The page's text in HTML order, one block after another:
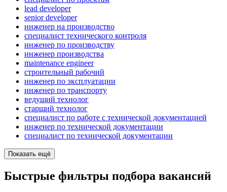
lead developer
senior developer
инженер на производство
специалист технического контроля
инженер по производству
инженер производства
maintenance engineer
строительный рабочий
инженер по эксплуатации
инженер по транспорту
ведущий технолог
старший технолог
специалист по работе с технической документацией
инженер по технической документации
специалист по технической документации
Показать ещё
Быстрые фильтры подбора вакансий